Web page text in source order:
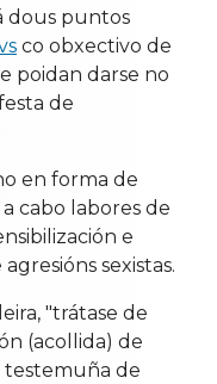
dous puntos
co obxectivo de
poidan darse no
de
en forma de
cabo labores de
e
sexistas.
"trátase de
(acollida) de
testemuña de